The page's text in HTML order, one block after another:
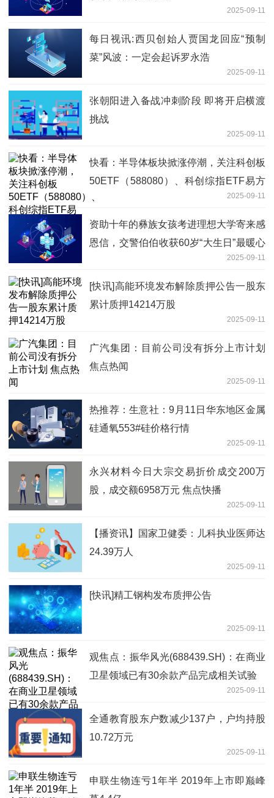
2025-09-11
每日视讯:西贝创始人贾国龙回应“预制
菜”风波：一定会起诉罗永浩
2025-09-11
张朝阳进入备战冲刺阶段 即将开启横渡
挑战
2025-09-11
快看：半导体板块掀涨停潮，关注科创板
50ETF（588080）、科创综指ETF易方
达（589800）等产品布局机会
2025-09-11
资助十年的彝族女孩考进理想大学寄来感
恩信，交警伯伯收获60岁“大生日”最暖心
2025-09-11
[快讯]高能环境发布解除质押公告一股东
累计质押14214万股
2025-09-11
广汽集团：目前公司没有拆分上市计划
焦点热闻
2025-09-11
热推荐：生意社：9月11日华东地区金属
硅通氧553#硅价格行情
2025-09-11
永兴材料今日大宗交易折价成交200万
股，成交额6958万元 焦点快播
2025-09-11
【播资讯】国家卫健委：儿科执业医师达
24.39万人
2025-09-11
[快讯]精工钢构发布质押公告
2025-09-11
观焦点：振华风光(688439.SH)：在商业
卫星领域已有30余款产品完成相关试验
2025-09-11
全通教育股东户数减少137户，户均持股
10.72万元
2025-09-11
申联生物连亏1年半 2019年上市即巅峰